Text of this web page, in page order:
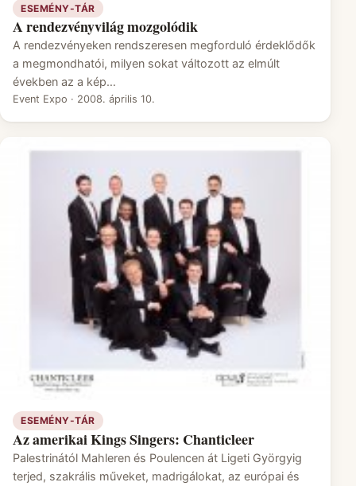
ESEMÉNY-TÁR
A rendezvényvilág mozgolódik
A rendezvényeken rendszeresen megforduló érdeklődők
a megmondhatói, milyen sokat változott az elmúlt
években az a kép…
Event Expo · 2008. április 10.
ESEMÉNY-TÁR
Az amerikai Kings Singers: Chanticleer
Palestrinától Mahleren és Poulencen át Ligeti Györgyig
terjed, szakrális műveket, madrigálokat, az európai és